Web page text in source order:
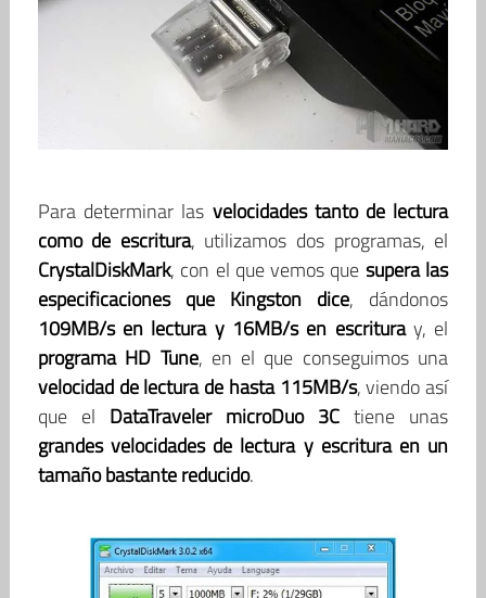
Para determinar las velocidades tanto de lectura
como de escritura, utilizamos dos programas, el
CrystalDiskMark, con el que vemos que supera las
especificaciones que Kingston dice, dándonos
109MB/s en lectura y 16MB/s en escrituray, el
programa HD Tune, en el que conseguimos una
velocidad de lectura de hasta 115MB/s, viendo así
que el DataTraveler microDuo 3C tiene unas
grandes velocidades de lectura y escritura en un
tamaño bastante reducido.